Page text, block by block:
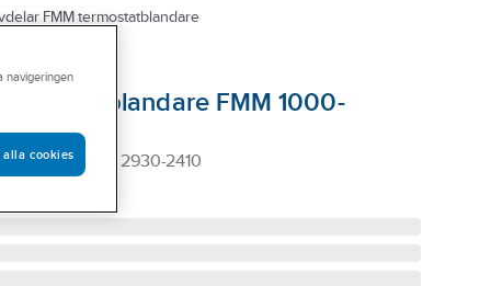
FMM termostatblandare
FMM 1000-
3, FMM
SERIEN FMM 2930-2410
navigeringen
alla cookies